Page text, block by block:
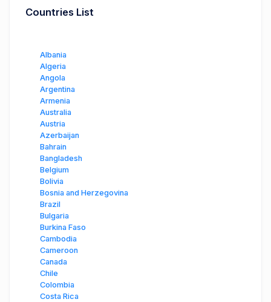
Countries List
Albania
Algeria
Angola
Argentina
Armenia
Australia
Austria
Azerbaijan
Bahrain
Bangladesh
Belgium
Bolivia
Bosnia and Herzegovina
Brazil
Bulgaria
Burkina Faso
Cambodia
Cameroon
Canada
Chile
Colombia
Costa Rica